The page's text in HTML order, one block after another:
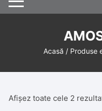
Acasă / Produse
Afișez toate cele 2